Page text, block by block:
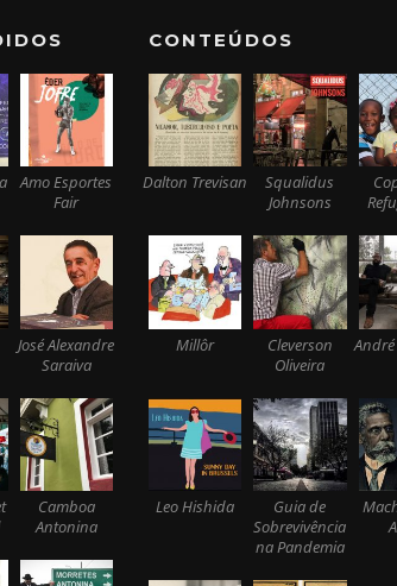
Amo Esportes
Fair
José Alexandre
Saraiva
Camboa
Antonina
CONTEÚDOS
Dalton Trevisan
Squalidus
Johnsons
Millôr
Cleverson
Oliveira
Leo Hishida
Guia de
Sobrevivência
na Pandemia